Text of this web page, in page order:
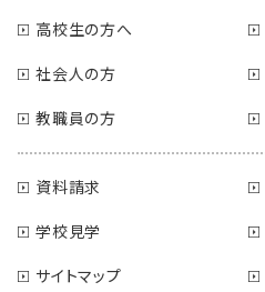
高校生の方へ
社会人の方
教職員の方
資料請求
学校見学
サイトマップ